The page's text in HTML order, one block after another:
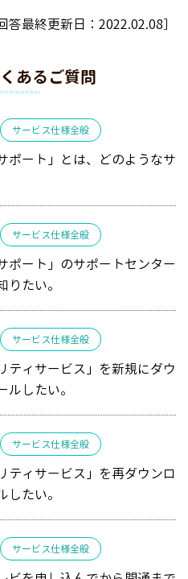
回答最終更新日： 2022.02.08］
あるご質問
サービス仕様全般
ポート」とは、どのようなサ
サービス仕様全般
ポート」のサポートセンター
たい。
サービス仕様全般
ティサービス」を新規にダウ
したい。
サービス仕様全般
ティサービス」を再ダウンロ
たい。
サービス仕様全般